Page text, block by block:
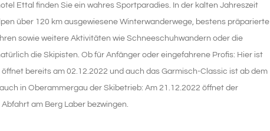
Ettal finden Sie ein wahres Sportparadies. In der kalten Jahreszeit
über 120 km ausgewiesene Winterwanderwege, bestens präparierte
sowie weitere Aktivitäten wie Schneeschuhwandern oder die
die Skipisten. Ob für Anfänger oder eingefahrene Profis: Hier ist
bereits am 02.12.2022 und auch das Garmisch-Classic ist ab dem
in Oberammergau der Skibetrieb: Am 21.12.2022 öffnet der
am Berg Laber bezwingen.